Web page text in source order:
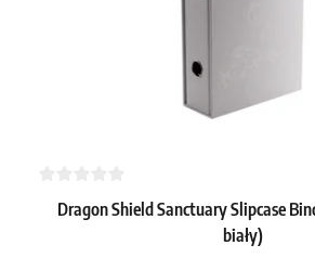
Dragon Shield Sanctuary Slipcase
biały)